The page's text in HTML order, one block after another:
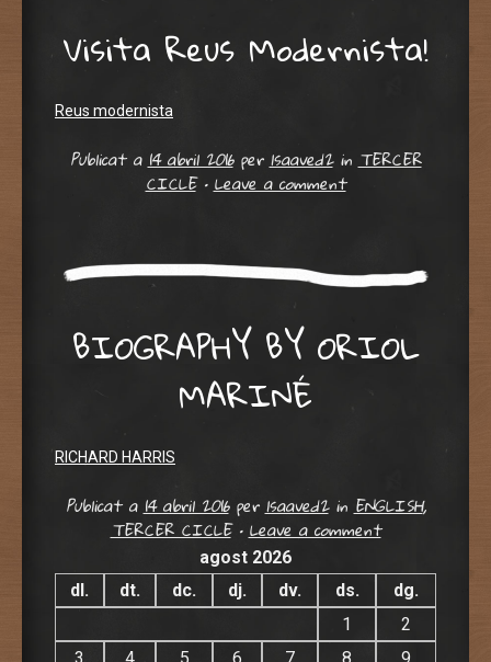
Visita Reus Modernista!
Reus modernista
Publicat a14 abril 2016perlsaaved2 inTERCER
CICLE •Leave a comment
BIOGRAPHY BY ORIOL
MARINÉ
RICHARD HARRIS
Publicat a14 abril 2016perlsaaved2 inENGLISH,
TERCER CICLE •Leave a comment
agost 2026
dl.
dt. dc. dj. dv. ds. dg.
1
2